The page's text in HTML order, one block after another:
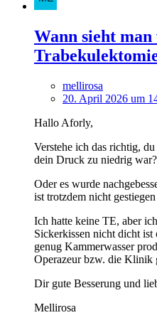
Wann sieht
mellirosa
20. April 2026 um
Hallo Aforly,
Verstehe ich das richtig,
dein Druck zu niedrig war?
Oder es wurde
ist trotzdem nicht
Ich hatte keine TE, aber
Sickerkissen nicht dicht
genug Kammerwasser
Operazeur bzw. die Klinik
Dir gute Besserung und
Mellirosa